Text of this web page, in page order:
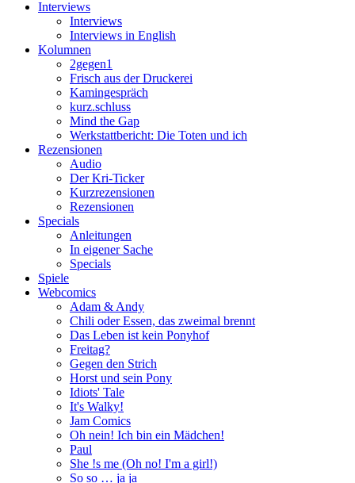
Interviews
Interviews
Interviews in English
Kolumnen
2gegen1
Frisch aus der Druckerei
Kamingespräch
kurz.schluss
Mind the Gap
Werkstattbericht: Die Toten und ich
Rezensionen
Audio
Der Kri-Ticker
Kurzrezensionen
Rezensionen
Specials
Anleitungen
In eigener Sache
Specials
Spiele
Webcomics
Adam & Andy
Chili oder Essen, das zweimal brennt
Das Leben ist kein Ponyhof
Freitag?
Gegen den Strich
Horst und sein Pony
Idiots' Tale
It's Walky!
Jam Comics
Oh nein! Ich bin ein Mädchen!
Paul
She !s me (Oh no! I'm a girl!)
So so … ja ja